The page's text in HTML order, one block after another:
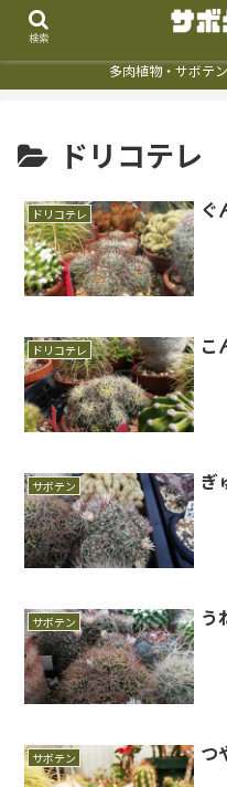
多肉植物・サボテ
ドリコテレ
ドリコテレ ぐ
ドリコテレ こ
サボテン ぎ
サボテン う
サボテン つ
検索